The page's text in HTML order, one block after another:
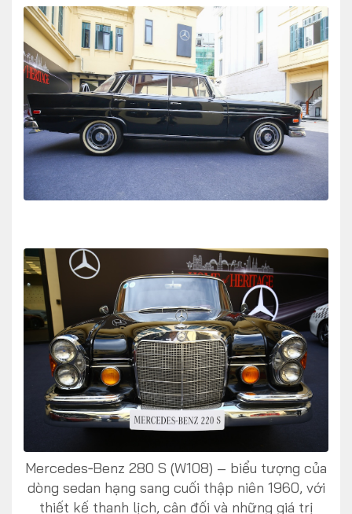
Mercedes‑Benz 280 S (W108) – biểu tượng của
dòng sedan hạng sang cuối thập niên 1960, với
thiết kế thanh lịch, cân đối và những giá trị